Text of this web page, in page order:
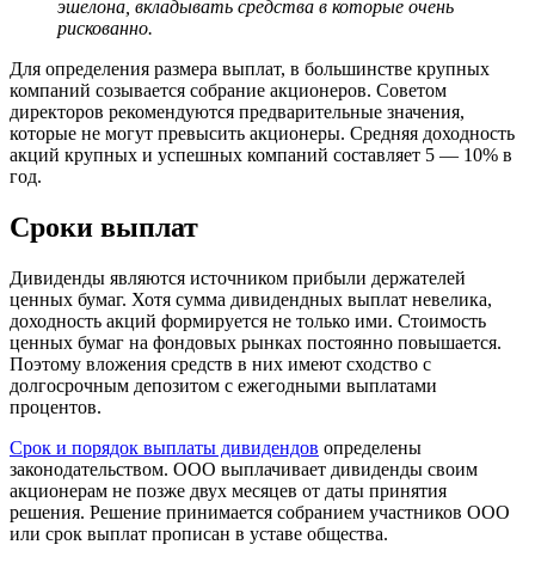
эшелона, вкладывать средства в которые очень
рискованно.
Для определения размера выплат, в большинстве крупных
компаний созывается собрание акционеров. Советом
директоров рекомендуются предварительные значения,
которые не могут превысить акционеры. Средняя доходность
акций крупных и успешных компаний составляет 5 — 10% в
год.
Сроки выплат
Дивиденды являются источником прибыли держателей
ценных бумаг. Хотя сумма дивидендных выплат невелика,
доходность акций формируется не только ими. Стоимость
ценных бумаг на фондовых рынках постоянно повышается.
Поэтому вложения средств в них имеют сходство с
долгосрочным депозитом с ежегодными выплатами
процентов.
Срок и порядок выплаты дивидендов определены
законодательством. ООО выплачивает дивиденды своим
акционерам не позже двух месяцев от даты принятия
решения. Решение принимается собранием участников ООО
или срок выплат прописан в уставе общества.